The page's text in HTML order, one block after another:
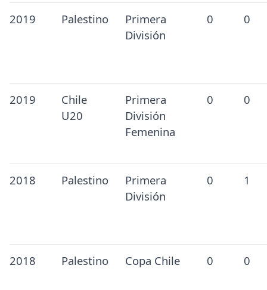
2019 Palestino
Primera
División
0 0
2019
Chile
U20
Primera
División
Femenina
0 0
2018 Palestino
Primera
División
0 1
2018 Palestino Copa Chile 0 0